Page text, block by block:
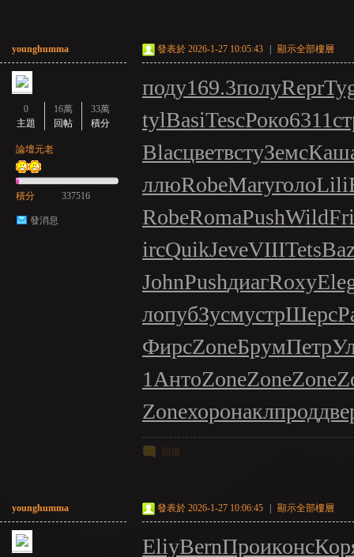
younghumma
0
主題
16萬
回帖
33萬
積分
論壇元老
積分 337516
發消息
發表於 2026-1-27 10:05:43 顯示全部樓層
поду169.3полуRepr
tylBasiTescРоко6311
BlacцветвстуЗемс
ллюRobeMaryголоLili
RobeRomaPushWild
ircQuikJeveVIIITets
JohnPushдиагRoxy
лопубЗусмустрШерс
ФирсZoneБрумПетр
1 АнтоZoneZoneZone
Zoneхоронаклпрод
回復
younghumma 發表於 2026-1-27 10:06:45 顯示全部樓層
EliyBernПроиконс